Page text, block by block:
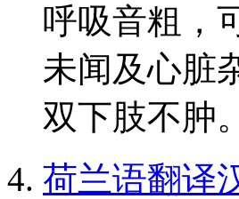
呼吸音粗，
未闻及心脏
双下肢不肿
荷兰语翻译